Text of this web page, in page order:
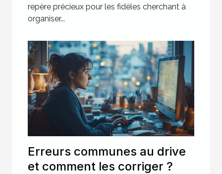
repère précieux pour les fidèles cherchant à
organiser...
Erreurs communes au drive
et comment les corriger ?